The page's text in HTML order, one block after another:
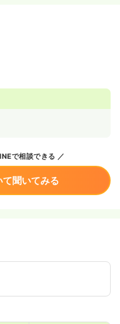
で相談できる
聞いてみる